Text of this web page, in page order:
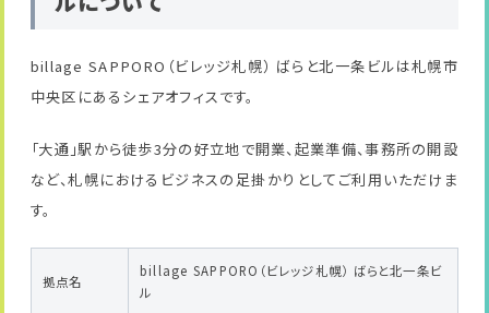
billage SAPPORO（ビレッジ札幌） ばらと北一条ビルは札幌市
中央区にあるシェアオフィスです。
「大通」駅から徒歩3分の好立地で開業、起業準備、事務所の開設
など、札幌におけるビジネスの足掛かりとしてご利用いただけま
す。
拠点名
billage SAPPORO（ビレッジ札幌） ばらと北一条ビ
ル